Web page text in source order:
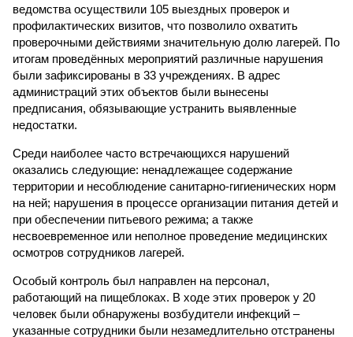
ведомства осуществили 105 выездных проверок и
профилактических визитов, что позволило охватить
проверочными действиями значительную долю лагерей. По
итогам проведённых мероприятий различные нарушения
были зафиксированы в 33 учреждениях. В адрес
администраций этих объектов были вынесены
предписания, обязывающие устранить выявленные
недостатки.
Среди наиболее часто встречающихся нарушений
оказались следующие: ненадлежащее содержание
территории и несоблюдение санитарно-гигиенических норм
на ней; нарушения в процессе организации питания детей и
при обеспечении питьевого режима; а также
несвоевременное или неполное проведение медицинских
осмотров сотрудников лагерей.
Особый контроль был направлен на персонал,
работающий на пищеблоках. В ходе этих проверок у 20
человек были обнаружены возбудители инфекций –
указанные сотрудники были незамедлительно отстранены